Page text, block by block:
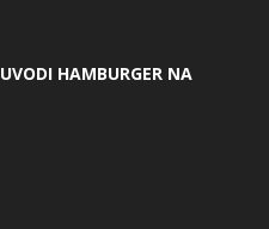
HAMBURGER NA